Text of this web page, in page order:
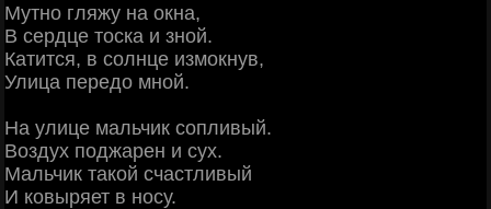
Мутно гляжу на окна,
В сердце тоска и зной.
Катится, в солнце измокнув,
Улица передо мной.
На улице мальчик сопливый.
Воздух поджарен и сух.
Мальчик такой счастливый
И ковыряет в носу.